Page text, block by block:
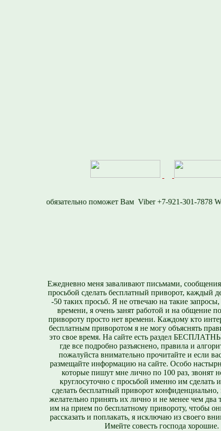
Viber +7-921-301-
Ежедневно меня заваливают письмами,
просьбой сделать бесплатный приворот, каждый
-50 таких просьб. Я не отвечаю на такие
времени, я очень занят работой и на общение
привороту просто нет времени. Каждому кто
бесплатным приворотом я не могу объяснять
это свое время. На сайте есть раздел
где все подробно разъяснено, правила и
пожалуйста внимательно прочитайте и если
размещайте информацию на сайте. Особо
которые пишут мне лично по 100 раз, звонят
круглосуточно с просьбой именно им сделать
сделать бесплатный приворот конфиденциально,
желательно принять их лично и не менее чем два
им на прием по бесплатному привороту, чтобы
рассказать и поплакать, я исключаю из своего
Имейте совесть господа хорошие.